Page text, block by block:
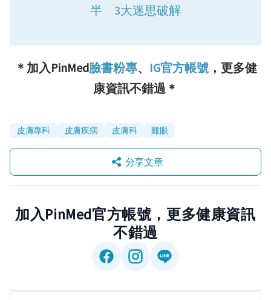
半 3大迷思破解
＊加入PinMed臉書粉專、 IG官方帳號，更多健
康資訊不錯過＊
皮膚專科 皮膚疾病 皮膚科 雞眼
分享文章
加入PinMed官方帳號，更多健康資訊
不錯過